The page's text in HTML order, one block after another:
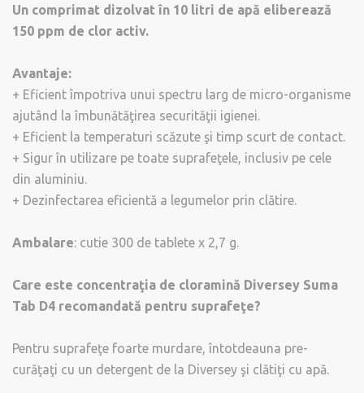
Un comprimat dizolvat în 10 litri de apă eliberează
150 ppm de clor activ.
Avantaje:
+ Eficient împotriva unui spectru larg de micro-organisme
ajutând la îmbunătăţirea securităţii igienei.
+ Eficient la temperaturi scăzute şi timp scurt de contact.
+ Sigur în utilizare pe toate suprafeţele, inclusiv pe cele
din aluminiu.
+ Dezinfectarea eficientă a legumelor prin clătire.
Ambalare: cutie 300 de tablete x 2,7 g.
Care este concentraţia de cloramină Diversey Suma
Tab D4 recomandată pentru suprafeţe?
Pentru suprafeţe foarte murdare, întotdeauna pre-
curăţaţi cu un detergent de la Diversey şi clătiţi cu apă.